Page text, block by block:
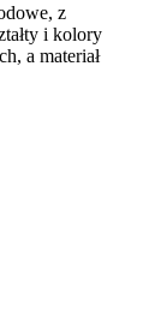
z
i kolory
a materiał